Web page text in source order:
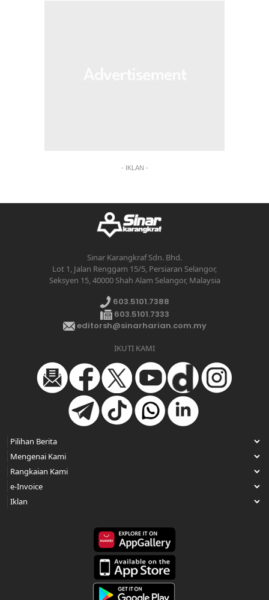
- IKLAN -
Sinar Karangkraf Sdn. Bhd.
Lot 1, Jalan Renggam 15/5, Persiaran Selangor,
Seksyen 15, 40000 Shah Alam Selangor, Malaysia
603.5101.7388
603.5101.7333
editorsh@sinarharian.com.my
IKUTI KAMI